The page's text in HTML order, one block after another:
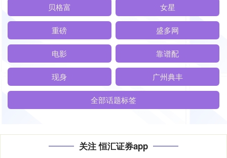
贝格富 女星
重磅 盛多网
电影 靠谱配
现身 广州典丰
全部话题标签
关注 恒汇证券app